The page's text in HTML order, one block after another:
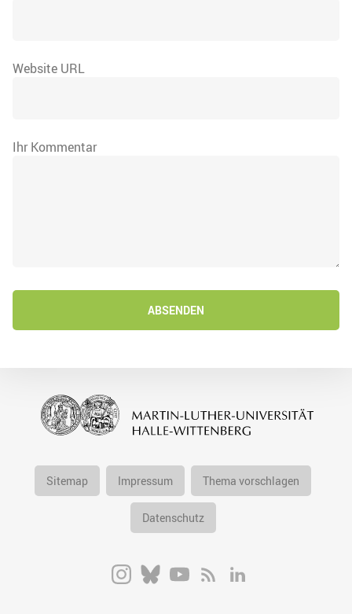
Website URL
Ihr Kommentar
ABSENDEN
Sitemap Impressum Thema vorschlagen
Datenschutz